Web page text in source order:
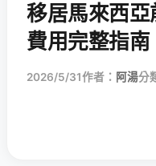
移居馬來西
費用完整指南
2026/5/31作者： 阿湯分